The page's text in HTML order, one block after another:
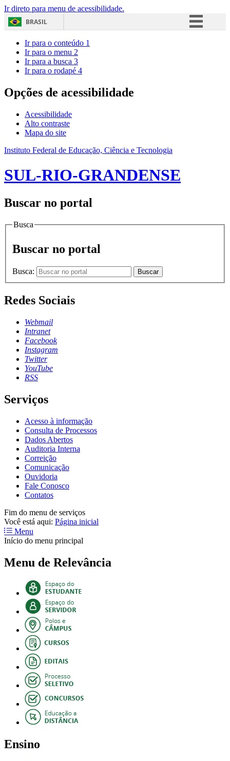
Ir direto para menu de acessibilidade.
BRASIL
Acesso à informação
Ir para o conteúdo 1
Ir para o menu 2
Ir para a busca 3
Ir para o rodapé 4
Opções de acessibilidade
Acessibilidade
Alto contraste
Mapa do site
Instituto Federal de Educação, Ciência e Tecnologia
SUL-RIO-GRANDENSE
Buscar no portal
Busca
Buscar no portal
Busca: Buscar
Redes Sociais
Webmail
Intranet
Facebook
Instagram
Twitter
YouTube
RSS
Serviços
Acesso à informação
Consulta de Processos
Dados Abertos
Auditoria Interna
Correição
Comunicação
Ouvidoria
Fale Conosco
Contatos
Fim do menu de serviços
Você está aqui: Página inicial
Menu
Início do menu principal
Menu de Relevância
Ensino